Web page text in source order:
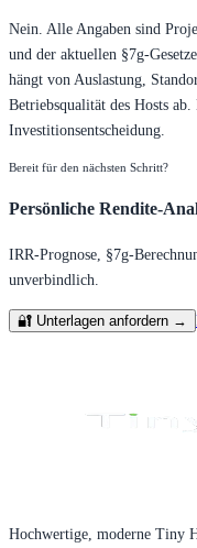
Nein. Alle Angaben sind
und der aktuellen §7g-
hängt von Auslastung,
Betriebsqualität des Hosts
Investitionsentscheidung.
Bereit für den nächsten Schritt?
Persönliche Rendite-
IRR-Prognose, §7g-
unverbindlich.
🔐 Unterlagen anfordern →
Hochwertige, moderne Tiny